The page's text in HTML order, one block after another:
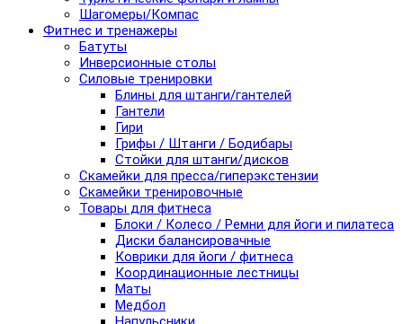
Шагомеры/Компас
Фитнес и тренажеры
Батуты
Инверсионные столы
Силовые тренировки
Блины для штанги/гантелей
Гантели
Гири
Грифы / Штанги / Бодибары
Стойки для штанги/дисков
Скамейки для пресса/гиперэкстензии
Скамейки тренировочные
Товары для фитнеса
Блоки / Колесо / Ремни для йоги и пилатеса
Диски балансировачные
Коврики для йоги / фитнеса
Координационные лестницы
Маты
Медбол